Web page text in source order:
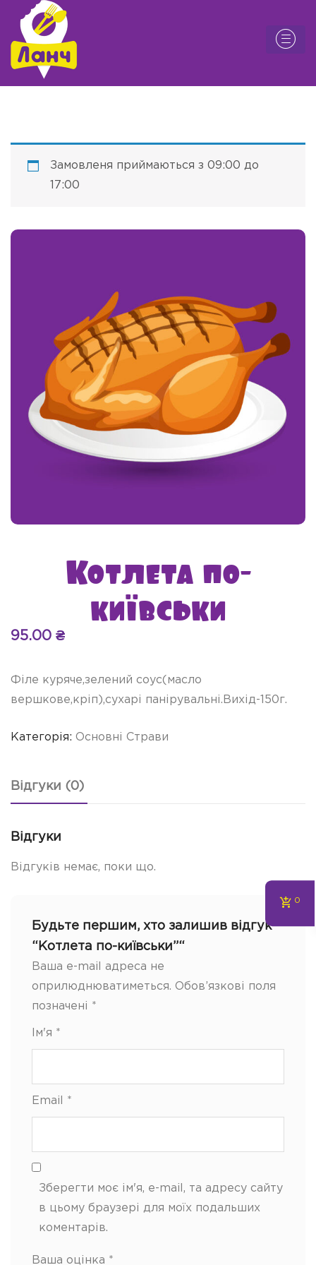
Замовленя приймаються з 09:00 до
17:00
Котлета по-
київськи
95.00 ₴
Філе куряче,зелений соус(масло
вершкове,кріп),сухарі панірувальні.Вихід-150г.
Категорія: Основні Страви
Відгуки (0)
Відгуки
Відгуків немає, поки що.
Будьте першим, хто залишив відгук
“Котлета по-київськи”“
Ваша e-mail адреса не
оприлюднюватиметься. Обов’язкові поля
позначені *
Ім'я *
Email *
Зберегти моє ім'я, e-mail, та адресу сайту
в цьому браузері для моїх подальших
коментарів.
Ваша оцінка *
0